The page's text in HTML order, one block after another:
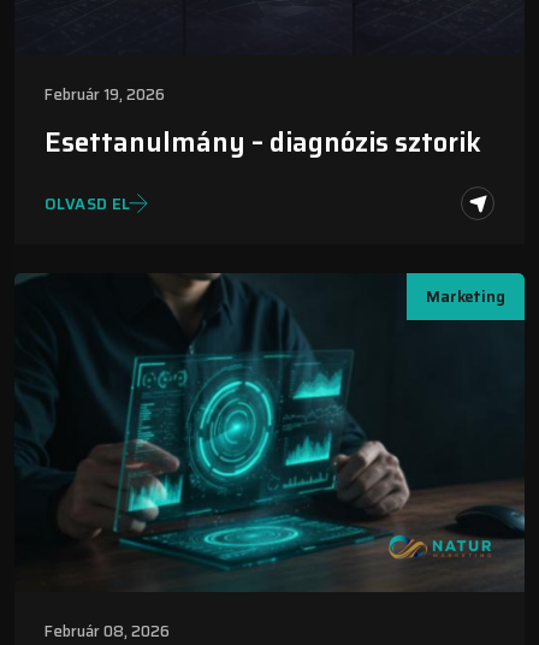
Február 19, 2026
Esettanulmány – diagnózis sztorik
OLVASD EL
Marketing
Február 08, 2026